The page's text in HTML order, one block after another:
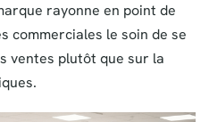
rayonne en point de
commerciales le soin de se
ventes plutôt que sur la